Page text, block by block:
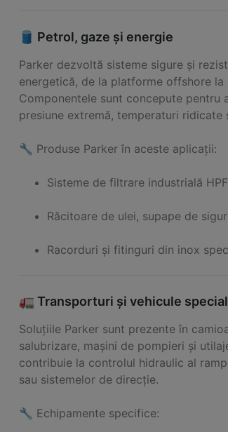
🛢️ Petrol, gaze și energie
Parker dezvoltă sisteme sigure și
energetică, de la platforme offshore la
Componentele sunt concepute pentru
presiune extremă, temperaturi ridicate
🔧 Produse Parker în aceste aplicații:
Sisteme de filtrare industrială HPF
Răcitoare de ulei, supape de
Racorduri și fitinguri din inox
🚛 Transporturi și vehicule
Soluțiile Parker sunt prezente în
salubrizare, mașini de pompieri și
contribuie la controlul hidraulic al
sau sistemelor de direcție.
🔧 Echipamente specifice: